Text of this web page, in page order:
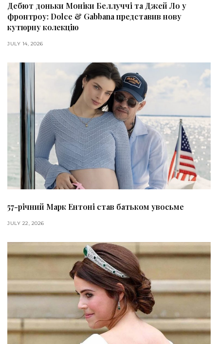
Дебют доньки Моніки Беллуччі та Джей Ло у
фронтроу: Dolce & Gabbana представив нову
кутюрну колекцію
JULY 14, 2026
57-річний Марк Ентоні став батьком увосьме
JULY 22, 2026